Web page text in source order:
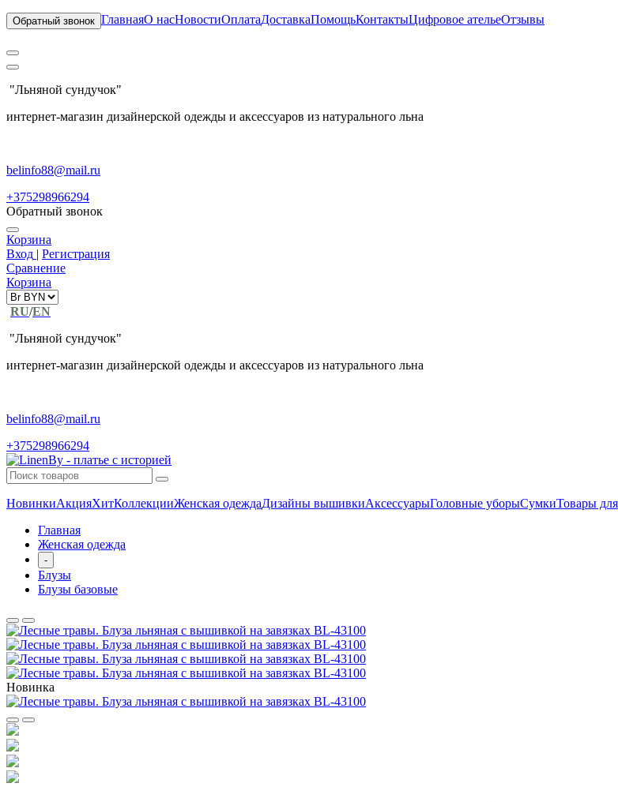
Обратный звонок ГлавнаяО насНовостиОплатаДоставкаПомощьКонтактыЦифровое ательеОтзывы
"Льняной сундучок"
интернет-магазин дизайнерской одежды и аксессуаров из натурального льна
belinfo88@mail.ru
+375298966294
Обратный звонок
Корзина
Вход | Регистрация
Сравнение
Корзина
RU/EN
"Льняной сундучок"
интернет-магазин дизайнерской одежды и аксессуаров из натурального льна
belinfo88@mail.ru
+375298966294
НовинкиАкцияХитКоллекцииЖенская одеждаДизайны вышивкиАксессуарыГоловные уборыСумкиТовары
Главная
Женская одежда
-
Блузы
Блузы базовые
Новинка